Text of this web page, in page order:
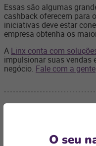
Essas são algumas
cashback oferecem para
iniciativas deve estar
empresa obtenha os
A Linx conta com
impulsionar suas vendas
negócio. Fale com a gente
O seu